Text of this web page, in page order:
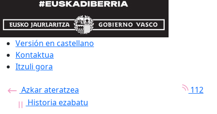
Versión en castellano
Kontaktua
Itzuli gora
Azkar ateratzea
Historia ezabatu
112